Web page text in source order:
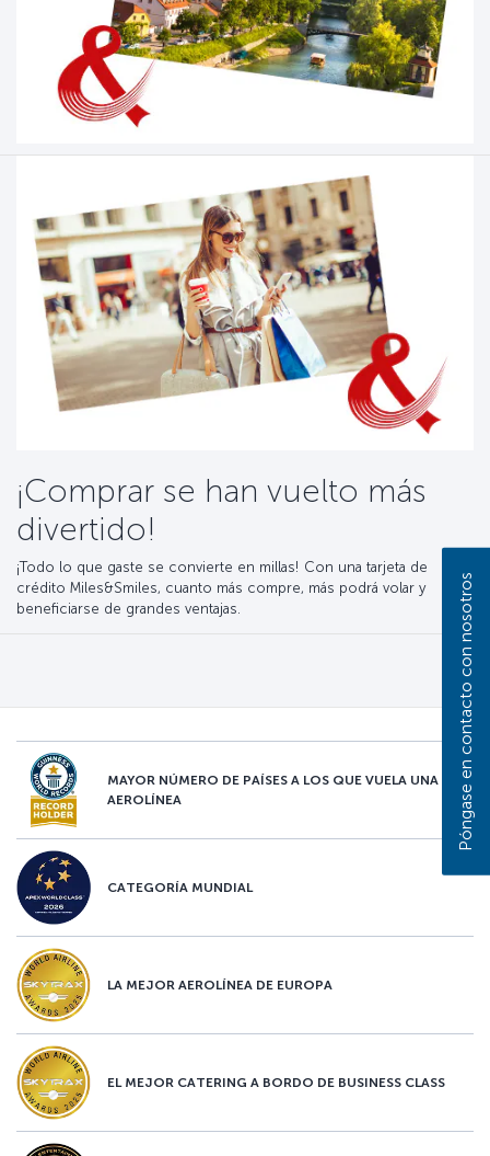
¡Comprar se han vuelto más
divertido!
¡Todo lo que gaste se convierte en millas! Con una tarjeta de
crédito Miles&Smiles, cuanto más compre, más podrá volar y
beneficiarse de grandes ventajas.
MAYOR NÚMERO DE PAÍSES A LOS QUE VUELA UNA
AEROLÍNEA
CATEGORÍA MUNDIAL
LA MEJOR AEROLÍNEA DE EUROPA
EL MEJOR CATERING A BORDO DE BUSINESS CLASS
Póngase en contacto con nosotros